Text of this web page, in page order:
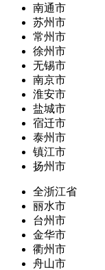
南通市
苏州市
常州市
徐州市
无锡市
南京市
淮安市
盐城市
宿迁市
泰州市
镇江市
扬州市
全浙江省
丽水市
台州市
金华市
衢州市
舟山市